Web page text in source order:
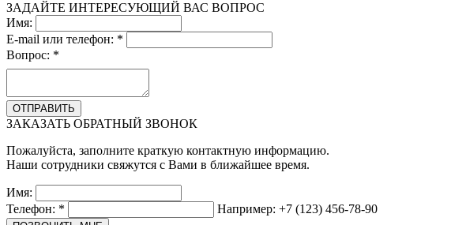
ЗАДАЙТЕ ИНТЕРЕСУЮЩИЙ ВАС ВОПРОС
Имя:
E-mail или телефон: *
Вопрос: *
ЗАКАЗАТЬ ОБРАТНЫЙ ЗВОНОК
Пожалуйста, заполните краткую контактную информацию.
Наши сотрудники свяжутся с Вами в ближайшее время.
Имя:
Телефон: * Например: +7 (123) 456-78-90